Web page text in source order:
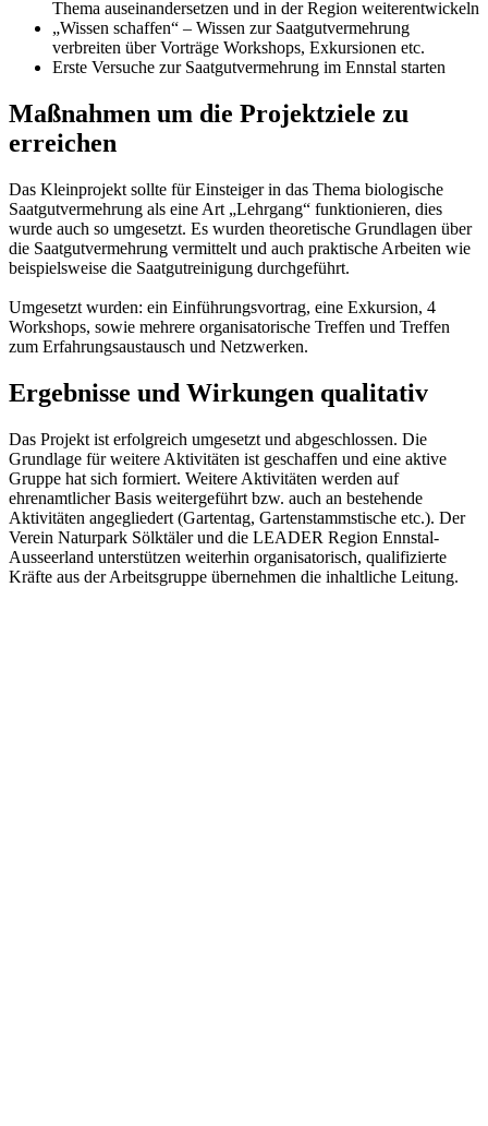
Thema auseinandersetzen und in der Region weiterentwickeln
„Wissen schaffen“ – Wissen zur Saatgutvermehrung
verbreiten über Vorträge Workshops, Exkursionen etc.
Erste Versuche zur Saatgutvermehrung im Ennstal starten
Maßnahmen um die Projektziele zu
erreichen
Das Kleinprojekt sollte für Einsteiger in das Thema biologische
Saatgutvermehrung als eine Art „Lehrgang“ funktionieren, dies
wurde auch so umgesetzt. Es wurden theoretische Grundlagen über
die Saatgutvermehrung vermittelt und auch praktische Arbeiten wie
beispielsweise die Saatgutreinigung durchgeführt.
Umgesetzt wurden: ein Einführungsvortrag, eine Exkursion, 4
Workshops, sowie mehrere organisatorische Treffen und Treffen
zum Erfahrungsaustausch und Netzwerken.
Ergebnisse und Wirkungen qualitativ
Das Projekt ist erfolgreich umgesetzt und abgeschlossen. Die
Grundlage für weitere Aktivitäten ist geschaffen und eine aktive
Gruppe hat sich formiert. Weitere Aktivitäten werden auf
ehrenamtlicher Basis weitergeführt bzw. auch an bestehende
Aktivitäten angegliedert (Gartentag, Gartenstammstische etc.). Der
Verein Naturpark Sölktäler und die LEADER Region Ennstal-
Ausseerland unterstützen weiterhin organisatorisch, qualifizierte
Kräfte aus der Arbeitsgruppe übernehmen die inhaltliche Leitung.